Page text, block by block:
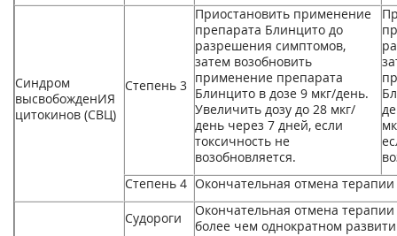
Синдром
высвобожденИЯ
цитокинов (СВЦ)
Степень 3
Приостановить применение
препарата Блинцито до
разрешения симптомов,
затем возобновить
применение препарата
Блинцито в дозе 9 мкг/день.
Увеличить дозу до 28 мкг/
день через 7 дней, если
токсичность не
возобновляется.
Степень 4 Окончательная отмена
Судороги
Окончательная отмена
более чем однократном